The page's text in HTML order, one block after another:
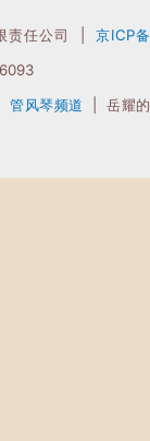
责任公司 | 京ICP备
管风琴频道 | 岳耀的